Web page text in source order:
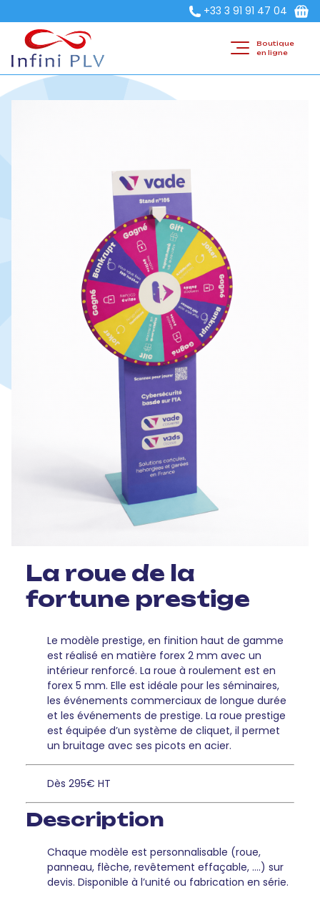
+33 3 91 91 47 04
Boutique
en ligne
La roue de la
fortune prestige
Le modèle prestige, en finition haut de gamme
est réalisé en matière forex 2 mm avec un
intérieur renforcé. La roue à roulement est en
forex 5 mm. Elle est idéale pour les séminaires,
les événements commerciaux de longue durée
et les événements de prestige. La roue prestige
est équipée d’un système de cliquet, il permet
un bruitage avec ses picots en acier.
Dès 295€ HT
Description
Chaque modèle est personnalisable (roue,
panneau, flèche, revêtement effaçable, ….) sur
devis. Disponible à l’unité ou fabrication en série.